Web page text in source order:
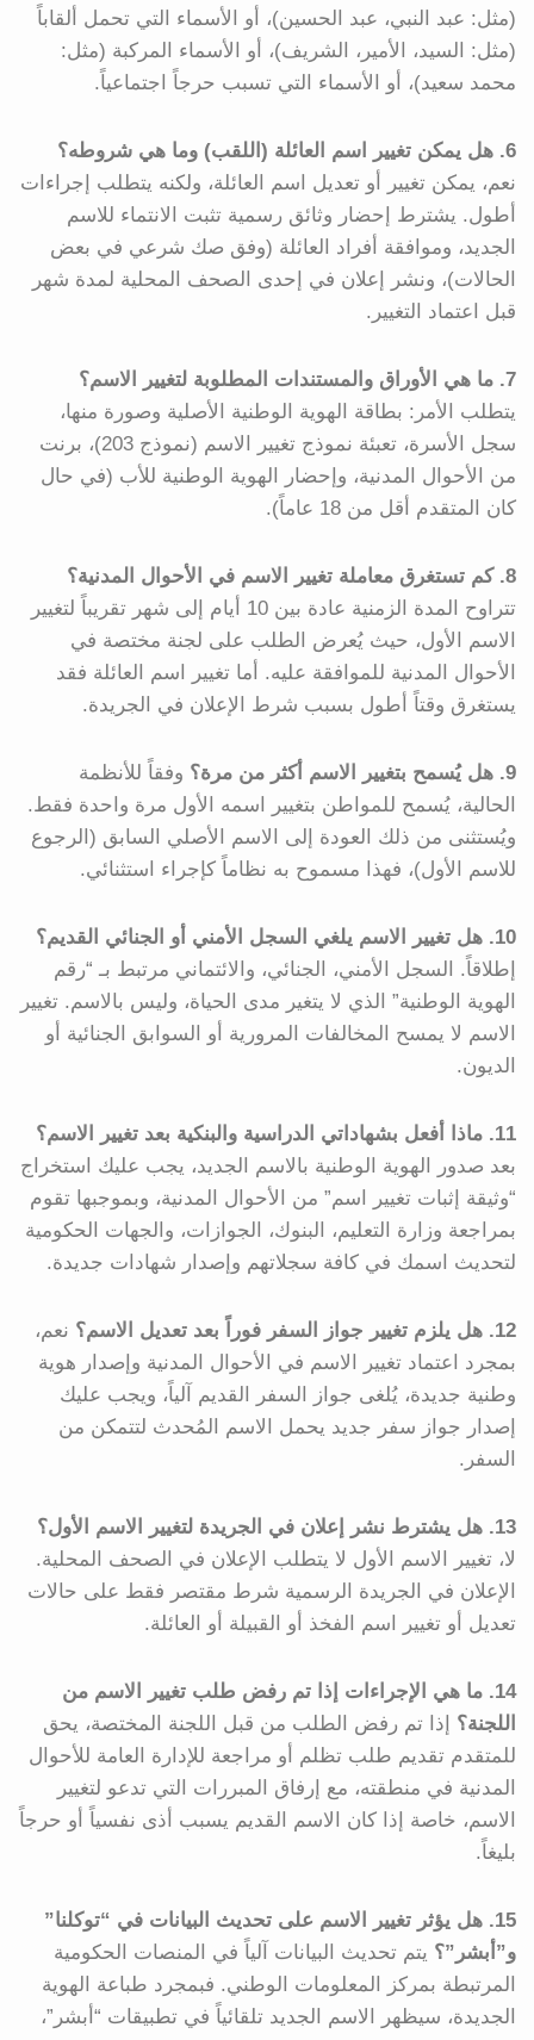
(مثل: عبد النبي، عبد الحسين)، أو الأسماء التي تحمل ألقاباً
(مثل: السيد، الأمير، الشريف)، أو الأسماء المركبة (مثل:
محمد سعيد)، أو الأسماء التي تسبب حرجاً اجتماعياً.
6. هل يمكن تغيير اسم العائلة (اللقب) وما هي شروطه؟
نعم، يمكن تغيير أو تعديل اسم العائلة، ولكنه يتطلب إجراءات
أطول. يشترط إحضار وثائق رسمية تثبت الانتماء للاسم
الجديد، وموافقة أفراد العائلة (وفق صك شرعي في بعض
الحالات)، ونشر إعلان في إحدى الصحف المحلية لمدة شهر
قبل اعتماد التغيير.
7. ما هي الأوراق والمستندات المطلوبة لتغيير الاسم؟
يتطلب الأمر: بطاقة الهوية الوطنية الأصلية وصورة منها،
سجل الأسرة، تعبئة نموذج تغيير الاسم (نموذج 203)، برنت
من الأحوال المدنية، وإحضار الهوية الوطنية للأب (في حال
كان المتقدم أقل من 18 عاماً).
8. كم تستغرق معاملة تغيير الاسم في الأحوال المدنية؟
تتراوح المدة الزمنية عادة بين 10 أيام إلى شهر تقريباً لتغيير
الاسم الأول، حيث يُعرض الطلب على لجنة مختصة في
الأحوال المدنية للموافقة عليه. أما تغيير اسم العائلة فقد
يستغرق وقتاً أطول بسبب شرط الإعلان في الجريدة.
9. هل يُسمح بتغيير الاسم أكثر من مرة؟
وفقاً للأنظمة
الحالية، يُسمح للمواطن بتغيير اسمه الأول مرة واحدة فقط.
ويُستثنى من ذلك العودة إلى الاسم الأصلي السابق (الرجوع
للاسم الأول)، فهذا مسموح به نظاماً كإجراء استثنائي.
10. هل تغيير الاسم يلغي السجل الأمني أو الجنائي القديم؟
إطلاقاً. السجل الأمني، الجنائي، والائتماني مرتبط بـ “رقم
الهوية الوطنية” الذي لا يتغير مدى الحياة، وليس بالاسم. تغيير
الاسم لا يمسح المخالفات المرورية أو السوابق الجنائية أو
الديون.
11. ماذا أفعل بشهاداتي الدراسية والبنكية بعد تغيير الاسم؟
بعد صدور الهوية الوطنية بالاسم الجديد، يجب عليك استخراج
“وثيقة إثبات تغيير اسم” من الأحوال المدنية، وبموجبها تقوم
بمراجعة وزارة التعليم، البنوك، الجوازات، والجهات الحكومية
لتحديث اسمك في كافة سجلاتهم وإصدار شهادات جديدة.
12. هل يلزم تغيير جواز السفر فوراً بعد تعديل الاسم؟
نعم،
بمجرد اعتماد تغيير الاسم في الأحوال المدنية وإصدار هوية
وطنية جديدة، يُلغى جواز السفر القديم آلياً، ويجب عليك
إصدار جواز سفر جديد يحمل الاسم المُحدث لتتمكن من
السفر.
13. هل يشترط نشر إعلان في الجريدة لتغيير الاسم الأول؟
لا، تغيير الاسم الأول لا يتطلب الإعلان في الصحف المحلية.
الإعلان في الجريدة الرسمية شرط مقتصر فقط على حالات
تعديل أو تغيير اسم الفخذ أو القبيلة أو العائلة.
14. ما هي الإجراءات إذا تم رفض طلب تغيير الاسم من
اللجنة؟ إذا تم رفض الطلب من قبل اللجنة المختصة، يحق
للمتقدم تقديم طلب تظلم أو مراجعة للإدارة العامة للأحوال
المدنية في منطقته، مع إرفاق المبررات التي تدعو لتغيير
الاسم، خاصة إذا كان الاسم القديم يسبب أذى نفسياً أو حرجاً
بليغاً.
15. هل يؤثر تغيير الاسم على تحديث البيانات في “توكلنا”
و”أبشر”؟ يتم تحديث البيانات آلياً في المنصات الحكومية
المرتبطة بمركز المعلومات الوطني. فبمجرد طباعة الهوية
الجديدة، سيظهر الاسم الجديد تلقائياً في تطبيقات “أبشر”،